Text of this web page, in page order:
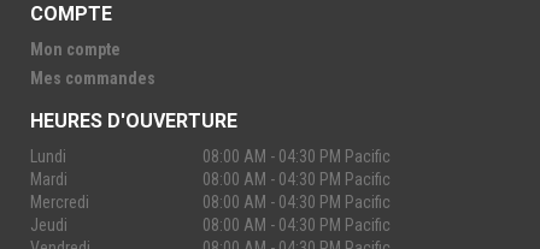
COMPTE
Mon compte
Mes commandes
HEURES D'OUVERTURE
Lundi
08:00 AM - 04:30 PM Pacific
Mardi
08:00 AM - 04:30 PM Pacific
Mercredi
08:00 AM - 04:30 PM Pacific
Jeudi
08:00 AM - 04:30 PM Pacific